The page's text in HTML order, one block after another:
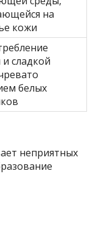
на
кожи
сладкой
белых
неприятных